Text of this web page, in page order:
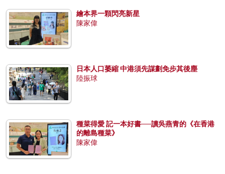
繪本界一顆閃亮新星
陳家偉
日本人口萎縮 中港須先謀劃免步其後塵
陸振球
種菜得愛 記一本好書──讀吳燕青的《在香港
的離島種菜》
陳家偉